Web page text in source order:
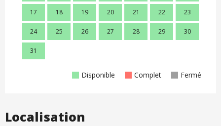
17 18 19 20 21 22 23
24 25 26 27 28 29 30
31
Disponible Complet Fermé
Localisation